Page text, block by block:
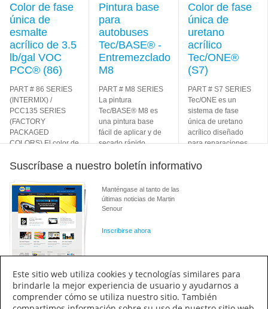
Color de fase
única de
esmalte
acrílico de 3.5
lb/gal VOC
PCC® (86)
PART # 86 SERIES
(INTERMIX) /
PCC135 SERIES
(FACTORY
PACKAGED
COLORS) El color de
esmalte acrílico de
PCC® es unLearn
More
Pintura base
para
autobuses
Tec/BASE® -
Entremezclado
M8
PART # M8 SERIES
La pintura
Tec/BASE® M8 es
una pintura base
fácil de aplicar y de
secado rápido
específicamente
autobuses
Learn
More
Color de fase
única de
uretano
acrílico
Tec/ONE®
(S7)
PART # S7 SERIES
Tec/ONE es un
sistema de fase
única de uretano
acrílico diseñado
para reparaciones
única de fabricantes
Suscríbase a nuestro boletín informativo
Manténgase al tanto de las
últimas noticias de Martin
Senour
Inscribirse ahora
Este sitio web utiliza cookies y tecnologías similares para
brindarle la mejor experiencia de usuario y ayudarnos a
comprender cómo se utiliza nuestro sitio. También